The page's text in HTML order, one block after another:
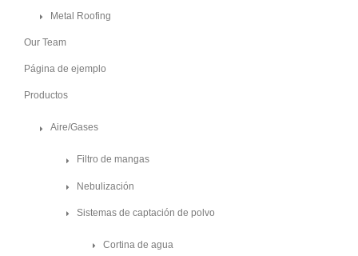
Metal Roofing
Our Team
Página de ejemplo
Productos
Aire/Gases
Filtro de mangas
Nebulización
Sistemas de captación de polvo
Cortina de agua